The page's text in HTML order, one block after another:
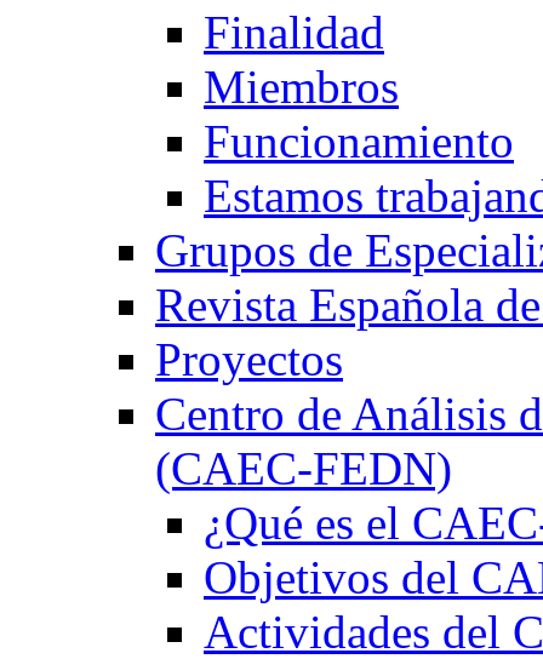
Finalidad
Miembros
Funcionamiento
Estamos
Grupos de
Revista Española
Proyectos
Centro de Análisis
(CAEC-FEDN)
¿Qué es el
Objetivos del
Actividades del